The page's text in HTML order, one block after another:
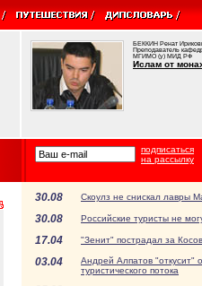
БЕККИН Ренат
Преподаватель
МГИМО (у) МИД РФ
Ислам от
подписаться
на рассылку
30.08 Скоулз не снискал лавры
30.08 Российские туристы не
17.04 "Зенит" пострадал за
03.04
Андрей Алпатов "откусит"
туристического потока